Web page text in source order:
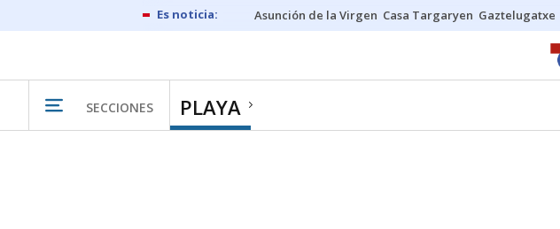
Asunción de la Virgen Casa Targaryen Gaztelugatxe
SECCIONES PLAYA